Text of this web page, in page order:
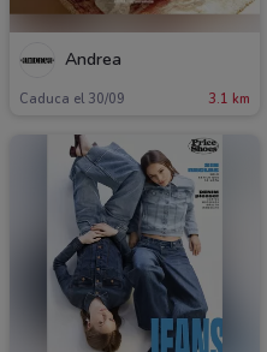
Andrea
Caduca el 30/09 3.1 km